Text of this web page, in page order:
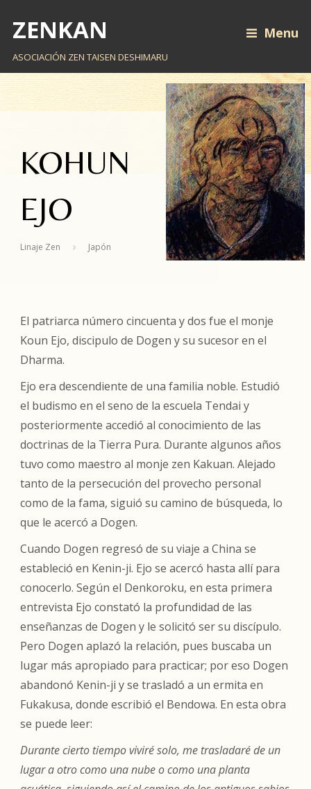
ZENKAN
ASOCIACIÓN ZEN TAISEN DESHIMARU
Menu
KOHUN
EJO
Linaje Zen Japón
El patriarca número cincuenta y dos fue el monje
Koun Ejo, discipulo de Dogen y su sucesor en el
Dharma.
Ejo era descendiente de una familia noble. Estudió
el budismo en el seno de la escuela Tendai y
posteriormente accedió al conocimiento de las
doctrinas de la Tierra Pura. Durante algunos años
tuvo como maestro al monje zen Kakuan. Alejado
tanto de la persecución del provecho personal
como de la fama, siguió su camino de búsqueda, lo
que le acercó a Dogen.
Cuando Dogen regresó de su viaje a China se
estableció en Kenin-ji. Ejo se acercó hasta allí para
conocerlo. Según el Denkoroku, en esta primera
entrevista Ejo constató la profundidad de las
enseñanzas de Dogen y le solicitó ser su discípulo.
Pero Dogen aplazó la relación, pues buscaba un
lugar más apropiado para practicar; por eso Dogen
abandonó Kenin-ji y se trasladó a un ermita en
Fukakusa, donde escribió el Bendowa. En esta obra
se puede leer:
Durante cierto tiempo viviré solo, me trasladaré de un
lugar a otro como una nube o como una planta